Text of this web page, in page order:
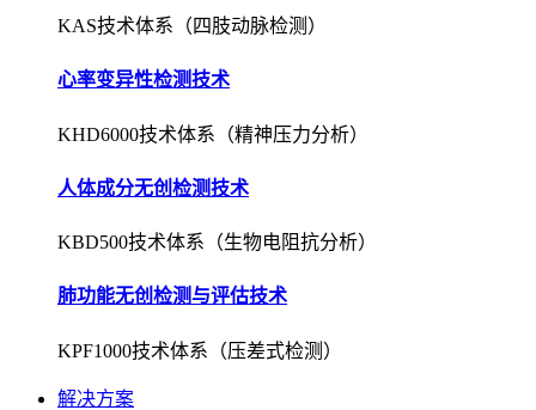
KAS技术体系（四肢动脉检测）
心率变异性检测技术
KHD6000技术体系（精神压力分析）
人体成分无创检测技术
KBD500技术体系（生物电阻抗分析）
肺功能无创检测与评估技术
KPF1000技术体系（压差式检测）
解决方案